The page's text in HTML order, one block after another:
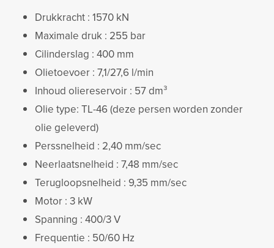
Drukkracht : 1570 kN
Maximale druk : 255 bar
Cilinderslag : 400 mm
Olietoevoer : 7,1/27,6 l/min
Inhoud oliereservoir : 57 dm³
Olie type: TL-46 (deze persen worden zonder
olie geleverd)
Perssnelheid : 2,40 mm/sec
Neerlaatsnelheid : 7,48 mm/sec
Terugloopsnelheid : 9,35 mm/sec
Motor : 3 kW
Spanning : 400/3 V
Frequentie : 50/60 Hz